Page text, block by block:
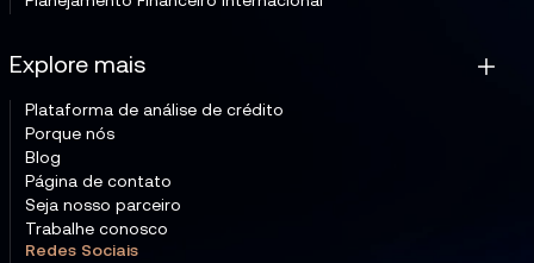
Explore mais
Plataforma de análise de crédito
Porque nós
Blog
Página de contato
Seja nosso parceiro
Trabalhe conosco
Redes Sociais